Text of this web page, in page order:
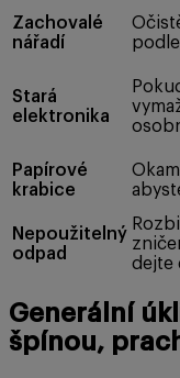
Zachovalé
nářadí
Stará
elektronika
Papírové
krabice
Nepoužitelný
odpad
dejte
Generální
špínou,